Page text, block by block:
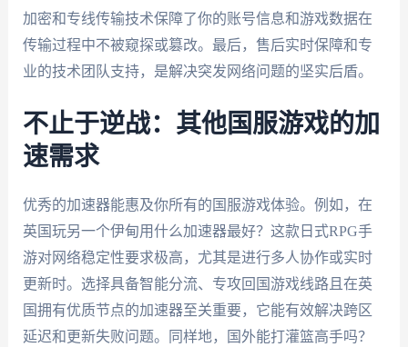
加密和专线传输技术保障了你的账号信息和游戏数据在
传输过程中不被窥探或篡改。最后，售后实时保障和专
业的技术团队支持，是解决突发网络问题的坚实后盾。
不止于逆战：其他国服游戏的加
速需求
优秀的加速器能惠及你所有的国服游戏体验。例如，在
英国玩另一个伊甸用什么加速器最好？这款日式RPG手
游对网络稳定性要求极高，尤其是进行多人协作或实时
更新时。选择具备智能分流、专攻回国游戏线路且在英
国拥有优质节点的加速器至关重要，它能有效解决跨区
延迟和更新失败问题。同样地，国外能打灌篮高手吗？